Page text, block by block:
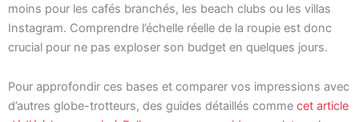
moins pour les cafés branchés, les beach clubs ou les villas
Instagram. Comprendre l’échelle réelle de la roupie est donc
crucial pour ne pas exploser son budget en quelques jours.
Pour approfondir ces bases et comparer vos impressions avec
d’autres globe-trotteurs, des guides détaillés comme cet article